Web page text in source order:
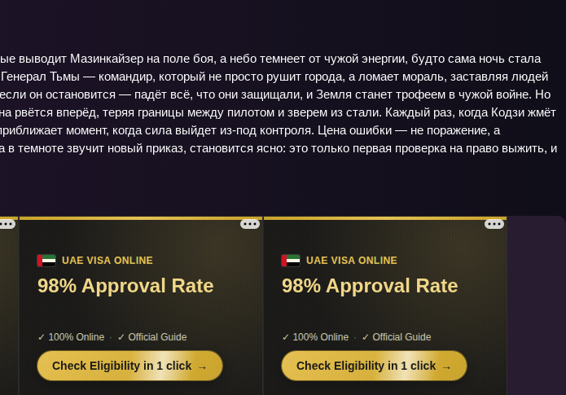
выводит Мазинкайзер на поле боя, а небо темнеет от чужой энергии, будто сама ночь стала
Тьмы — командир, который не просто рушит города, а ломает мораль, заставляя людей
он остановится — падёт всё, что они защищали, и Земля станет трофеем в чужой войне. Но
рвётся вперёд, теряя границы между пилотом и зверем из стали. Каждый раз, когда Кодзи жмёт
момент, когда сила выйдет из-под контроля. Цена ошибки — не поражение, а
в темноте звучит новый приказ, становится ясно: это только первая проверка на право выжить, и